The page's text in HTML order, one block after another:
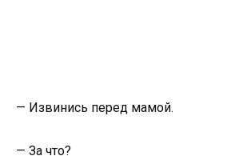
— Извинись перед мамой.
— За что?